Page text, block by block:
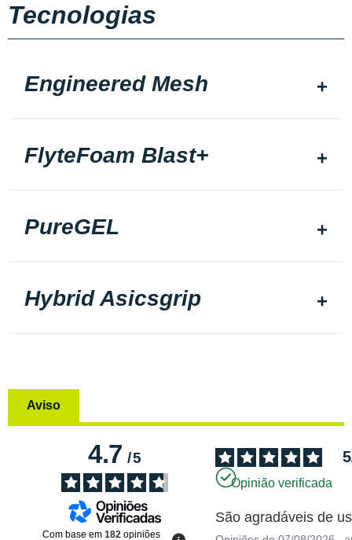
Tecnologias
Engineered Mesh
FlyteFoam Blast+
PureGEL
Hybrid Asicsgrip
Aviso
4.7/5
Com base em 182 opiniões
5
Opinião verificada
São agradáveis de